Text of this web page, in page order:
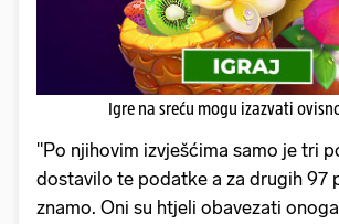
Igre na sreću mogu izazvati
"Po njihovim izvješćima samo je tri
dostavilo te podatke a za drugih 97
znamo. Oni su htjeli obavezati